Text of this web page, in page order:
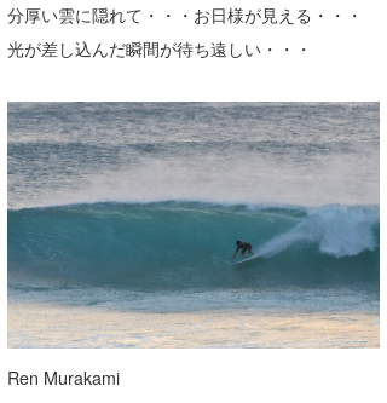
分厚い雲に隠れて・・・お日様が見える・・・
光が差し込んだ瞬間が待ち遠しい・・・
Ren Murakami